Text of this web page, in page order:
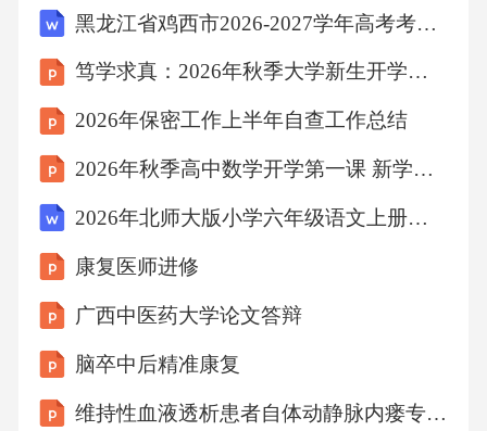
球、随挥等环节，通过教练的示范和营员的模
仿练习，让营员初步掌握挥杆的节奏和要领。
的准备姿势、击球动作和瞄准方法，让营员了
解如何通过推杆将球准确地送入球洞。切杆技
术：介绍切杆的用途和技术要点，包括击球的
角度、力度控制等，帮助营员在球场上应对不
心理调适：教导营员如何在高尔夫运动中保持
良好的心态，应对压力和挫折，培养自信、冷
静、专注的心理素质。通过心理小游戏、案例
黑龙江省鸡西市2026-2027学年高考考前提分物理仿真卷（含答案解析）
笃学求真：2026年秋季大学新生开学第一课
2026年保密工作上半年自查工作总结
2026年秋季高中数学开学第一课 新学期学习规划教学设计
2026年北师大版小学六年级语文上册第5单元《草船借箭》说课教案
康复医师进修
广西中医药大学论文答辩
脑卒中后精准康复
维持性血液透析患者自体动静脉内瘘专项综合管理方案的构建及应用